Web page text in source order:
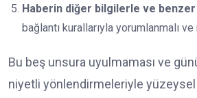
Haberin diğer bilgilerle ve
bağlantı kurallarıyla yorumlanmalı
Bu beş unsura uyulmaması ve
niyetli yönlendirmeleriyle yüzeysel